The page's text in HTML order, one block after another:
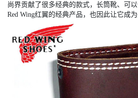
尚界贡献了很多经典的款式，长筒靴、可
Red Wing红翼的经典产品，也因此让它成